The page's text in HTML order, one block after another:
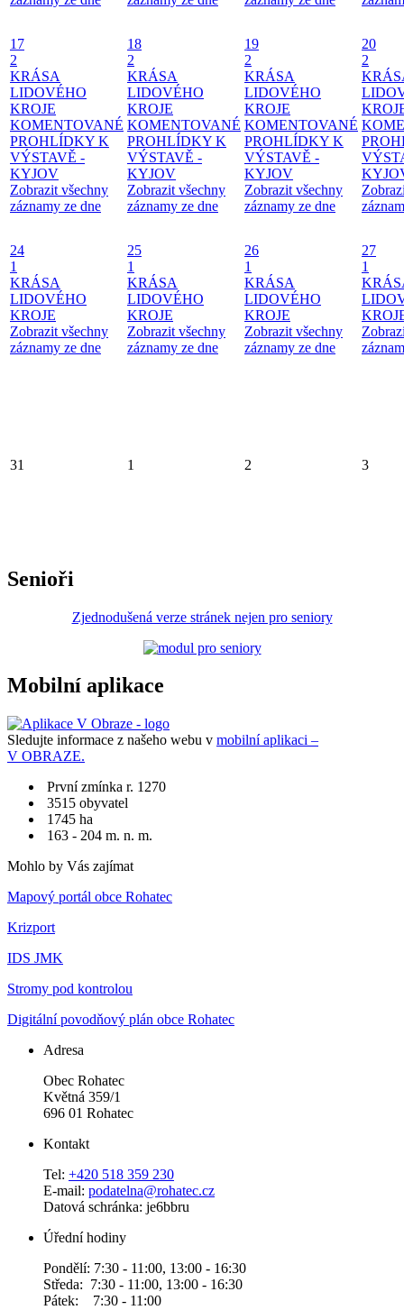
17
2
KRÁSA
LIDOVÉHO
KROJE
KOMENTOVANÉ
PROHLÍDKY K
VÝSTAVĚ -
KYJOV
Zobrazit všechny
záznamy ze dne
18
2
KRÁSA
LIDOVÉHO
KROJE
KOMENTOVANÉ
PROHLÍDKY K
VÝSTAVĚ -
KYJOV
Zobrazit všechny
záznamy ze dne
19
2
KRÁSA
LIDOVÉHO
KROJE
KOMENTOVANÉ
PROHLÍDKY K
VÝSTAVĚ -
KYJOV
Zobrazit všechny
záznamy ze dne
20
2
24
1
KRÁSA
LIDOVÉHO
KROJE
Zobrazit všechny
záznamy ze dne
25
1
KRÁSA
LIDOVÉHO
KROJE
Zobrazit všechny
záznamy ze dne
26
1
KRÁSA
LIDOVÉHO
KROJE
Zobrazit všechny
záznamy ze dne
27
1
31 1 2 3
Senioři
Zjednodušená verze stránek nejen pro seniory
Mobilní aplikace
Sledujte informace z našeho webu v mobilní aplikaci –
V OBRAZE.
První zmínka r. 1270
3515 obyvatel
1745 ha
163 - 204 m. n. m.
Mohlo by Vás zajímat
Mapový portál obce Rohatec
Krizport
IDS JMK
Stromy pod kontrolou
Digitální povodňový plán obce Rohatec
Adresa
Obec Rohatec
Květná 359/1
696 01 Rohatec
Kontakt
Tel: +420 518 359 230
E-mail: podatelna@rohatec.cz
Datová schránka: je6bbru
Úřední hodiny
Pondělí: 7:30 - 11:00, 13:00 - 16:30
Středa: 7:30 - 11:00, 13:00 - 16:30
Pátek: 7:30 - 11:00